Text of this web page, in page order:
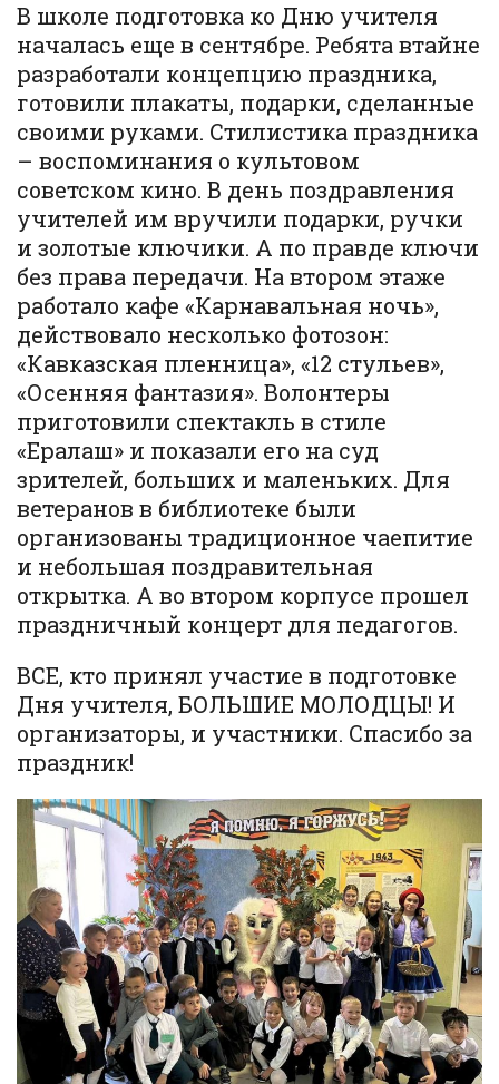
В школе подготовка ко Дню учителя
началась еще в сентябре. Ребята втайне
разработали концепцию праздника,
готовили плакаты, подарки, сделанные
своими руками. Стилистика праздника
– воспоминания о культовом
советском кино. В день поздравления
учителей им вручили подарки, ручки
и золотые ключики. А по правде ключи
без права передачи. На втором этаже
работало кафе «Карнавальная ночь»,
действовало несколько фотозон:
«Кавказская пленница», «12 стульев»,
«Осенняя фантазия». Волонтеры
приготовили спектакль в стиле
«Ералаш» и показали его на суд
зрителей, больших и маленьких. Для
ветеранов в библиотеке были
организованы традиционное чаепитие
и небольшая поздравительная
открытка. А во втором корпусе прошел
праздничный концерт для педагогов.
ВСЕ, кто принял участие в подготовке
Дня учителя, БОЛЬШИЕ МОЛОДЦЫ! И
организаторы, и участники. Спасибо за
праздник!